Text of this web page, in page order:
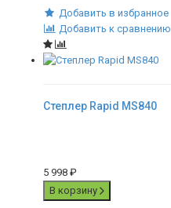
Добавить в избранное
Добавить к сравнению
Степлер Rapid MS840
5 998 ₽
В корзину